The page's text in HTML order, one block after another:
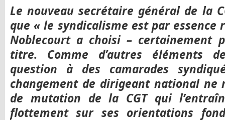
Le nouveau secrétaire général de la
que « le syndicalisme est par
Noblecourt a choisi – certainement
titre. Comme d’autres éléments
question à des camarades
changement de dirigeant national ne
de mutation de la CGT qui
flottement sur ses orientations